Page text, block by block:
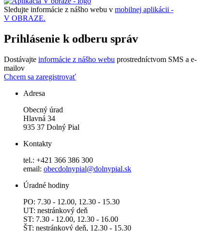
Sledujte informácie z nášho webu v mobilnej aplikácii -
V OBRAZE.
Prihlásenie k odberu správ
Dostávajte informácie z nášho webu prostredníctvom SMS a e-
mailov
Chcem sa zaregistrovať
Adresa
Obecný úrad
Hlavná 34
935 37 Dolný Pial
Kontakty
tel.: +421 366 386 300
email: obecdolnypial@dolnypial.sk
Úradné hodiny
PO: 7.30 - 12.00, 12.30 - 15.30
UT: nestránkový deň
ST: 7.30 - 12.00, 12.30 - 16.00
ŠT: nestránkový deň, 12.30 - 15.30